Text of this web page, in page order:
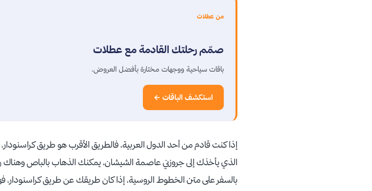
من عطلات
صمّم رحلتك القادمة مع عطلات
باقات سياحية ووجهات مختارة بأفضل العروض.
استكشف الباقات ←
إذا كنت قادم من أحد الدول العربية، فالطريق الأقرب هو طريق
الذي يأخذك إلى جروزني عاصمة الشيشان، يمكنك الذهاب بالباص وهناك
بالسفر على متن الخطوط الروسية، إذا كان طريقك عن طريق